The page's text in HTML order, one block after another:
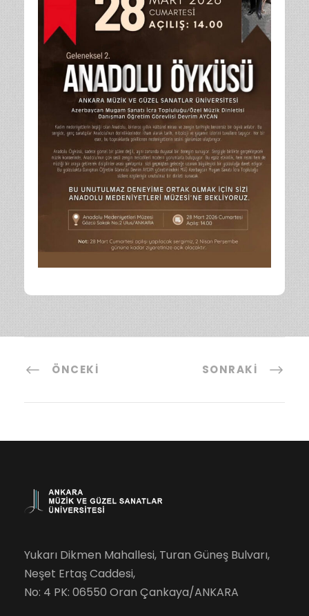
ÖNCEKI SONRAKI
Yukarı Dikmen Mahallesi, Turan Güneş Bulvarı,
Neşet Ertaş Caddesi,
No: 4 PK: 06550 Oran Çankaya/ANKARA